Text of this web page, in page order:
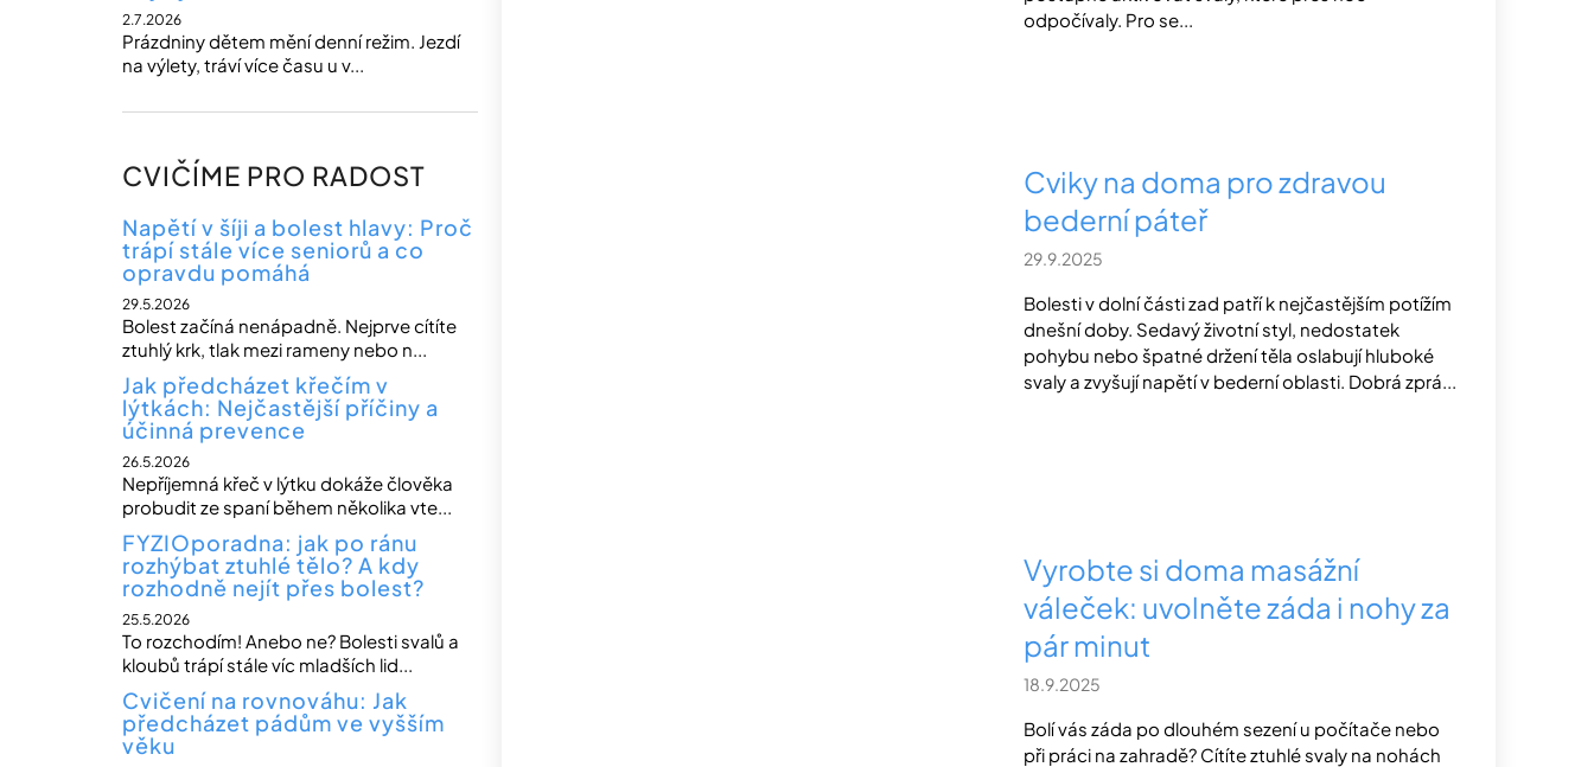
2.7.2026
Prázdniny dětem mění denní režim. Jezdí
na výlety, tráví více času u v...
CVIČÍME PRO RADOST
Napětí v šíji a bolest hlavy: Proč
trápí stále více seniorů a co
opravdu pomáhá
29.5.2026
Bolest začíná nenápadně. Nejprve cítíte
ztuhlý krk, tlak mezi rameny nebo n...
Jak předcházet křečím v
lýtkách: Nejčastější příčiny a
účinná prevence
26.5.2026
Nepříjemná křeč v lýtku dokáže člověka
probudit ze spaní během několika vte...
FYZIOporadna: jak po ránu
rozhýbat ztuhlé tělo? A kdy
rozhodně nejít přes bolest?
25.5.2026
To rozchodím! Anebo ne? Bolesti svalů a
kloubů trápí stále víc mladších lid...
Cvičení na rovnováhu: Jak
předcházet pádům ve vyšším
věku
odpočívaly. Pro se...
Cviky na doma pro zdravou
bederní páteř
29.9.2025
Bolesti v dolní části zad patří k nejčastějším potížím
dnešní doby. Sedavý životní styl, nedostatek
pohybu nebo špatné držení těla oslabují hluboké
svaly a zvyšují napětí v bederní oblasti. Dobrá zprá...
Vyrobte si doma masážní
váleček: uvolněte záda i nohy za
pár minut
18.9.2025
Bolí vás záda po dlouhém sezení u počítače nebo
při práci na zahradě? Cítíte ztuhlé svaly na nohách